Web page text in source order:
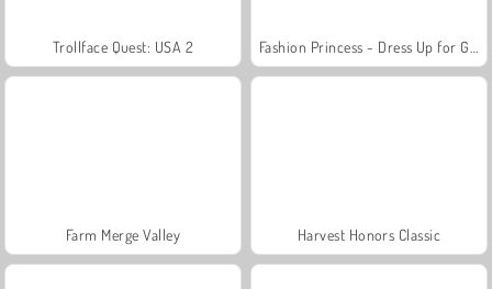
Trollface Quest: USA 2
Farm Merge Valley Harvest Honors Classic